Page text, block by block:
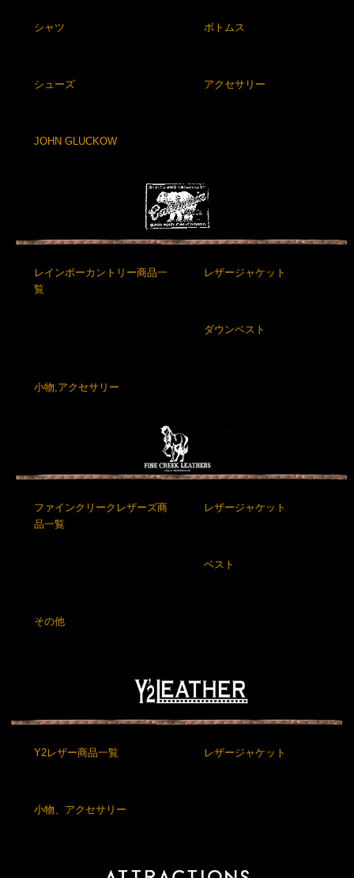
シャツ ボトムス
シューズ アクセサリー
JOHN GLUCKOW
レインボーカントリー商品一
覧
レザージャケット
ダウンベスト
小物,アクセサリー
ファインクリークレザーズ商
品一覧
レザージャケット
ベスト
その他
Y2レザー商品一覧 レザージャケット
小物、アクセサリー